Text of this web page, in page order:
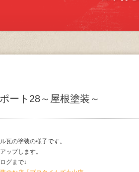
ート28～屋根塗装～
瓦の塗装の様子です。
ップします。
グまで↓